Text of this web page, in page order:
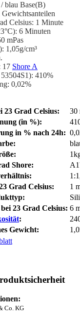
blau Base(B)
Celsius: 1 Minute
6 Minuten
mPas
1,05g/cm³
17 Shore A
410%
0,02%
23 Grad Celsius: 30
(in %):
in % nach 24h:
Shore:
1:1
Grad Celsius:
1
bei 23 Grad Celsius: 6
:
Gewicht:
Co. KG